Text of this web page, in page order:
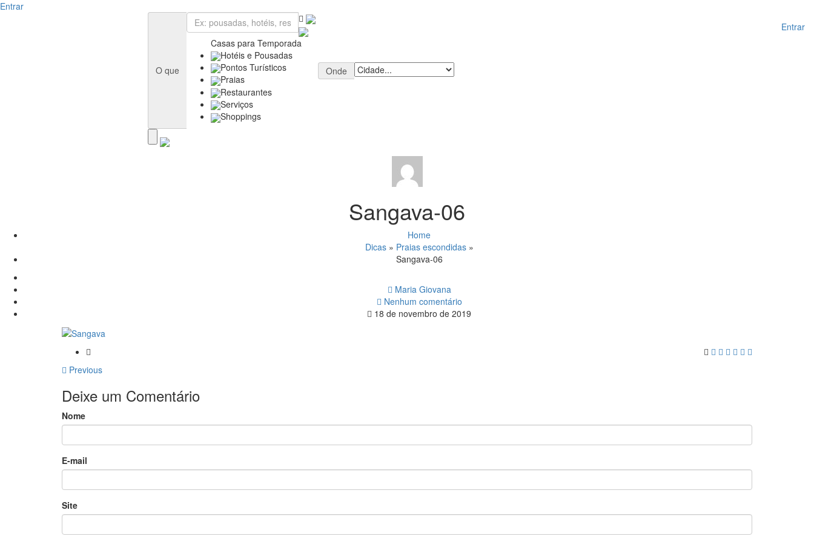
Entrar
O que
Casas para Temporada
Hotéis e Pousadas
Pontos Turísticos
Praias
Restaurantes
Serviços
Shoppings
Onde
Entrar
Sangava-06
Home
Dicas» Praias escondidas»
Sangava-06
Maria Giovana
Nenhum comentário
18 de novembro de 2019
Previous
Deixe um Comentário
Nome
E-mail
Site